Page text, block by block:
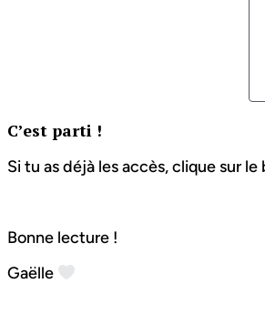
C’est parti !
Si tu as déjà les accès, clique sur
Bonne lecture !
Gaëlle